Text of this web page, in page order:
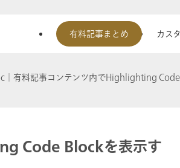
有料記事まとめ カス
有料記事コンテンツ内でHighlighting
Code Blockを表示す